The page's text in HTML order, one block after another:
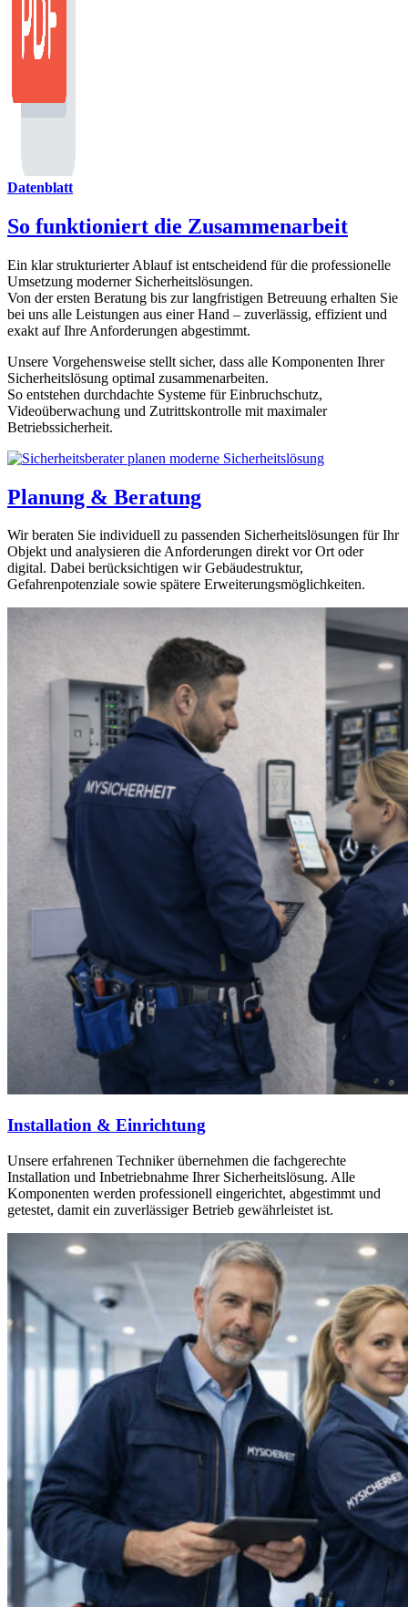
Datenblatt
So funktioniert die Zusammenarbeit
Ein klar strukturierter Ablauf ist entscheidend für die professionelle
Umsetzung moderner Sicherheitslösungen.
Von der ersten Beratung bis zur langfristigen Betreuung erhalten Sie
bei uns alle Leistungen aus einer Hand – zuverlässig, effizient und
exakt auf Ihre Anforderungen abgestimmt.
Unsere Vorgehensweise stellt sicher, dass alle Komponenten Ihrer
Sicherheitslösung optimal zusammenarbeiten.
So entstehen durchdachte Systeme für Einbruchschutz,
Videoüberwachung und Zutrittskontrolle mit maximaler
Betriebssicherheit.
Planung & Beratung
Wir beraten Sie individuell zu passenden Sicherheitslösungen für Ihr
Objekt und analysieren die Anforderungen direkt vor Ort oder
digital. Dabei berücksichtigen wir Gebäudestruktur,
Gefahrenpotenziale sowie spätere Erweiterungsmöglichkeiten.
Installation & Einrichtung
Unsere erfahrenen Techniker übernehmen die fachgerechte
Installation und Inbetriebnahme Ihrer Sicherheitslösung. Alle
Komponenten werden professionell eingerichtet, abgestimmt und
getestet, damit ein zuverlässiger Betrieb gewährleistet ist.